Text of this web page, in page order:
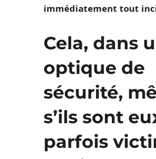
immédiatement tout
Cela, dans
optique de
sécurité,
s’ils sont
parfois